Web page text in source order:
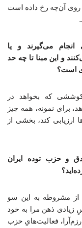
روی آن‌چه رخ داده است
انجام می‌گیرند و یا
و این مبنا تا چه حد
است؟
که بخواهد در
برای نمونه، همه چیز
کند، بخشی از
و حزب توده ایران
از مشروطه به این سو
زیادی ذهن مرا به خود
فعالیت‌هایِ حزب